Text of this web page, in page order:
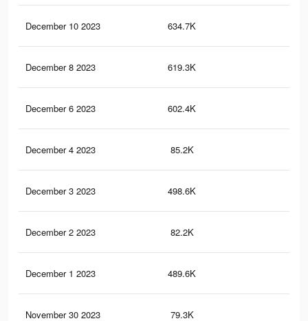
December 10 2023 634.7K
December 8 2023 619.3K
December 6 2023 602.4K
December 4 2023 85.2K
December 3 2023 498.6K
December 2 2023 82.2K
December 1 2023 489.6K
November 30 2023 79.3K